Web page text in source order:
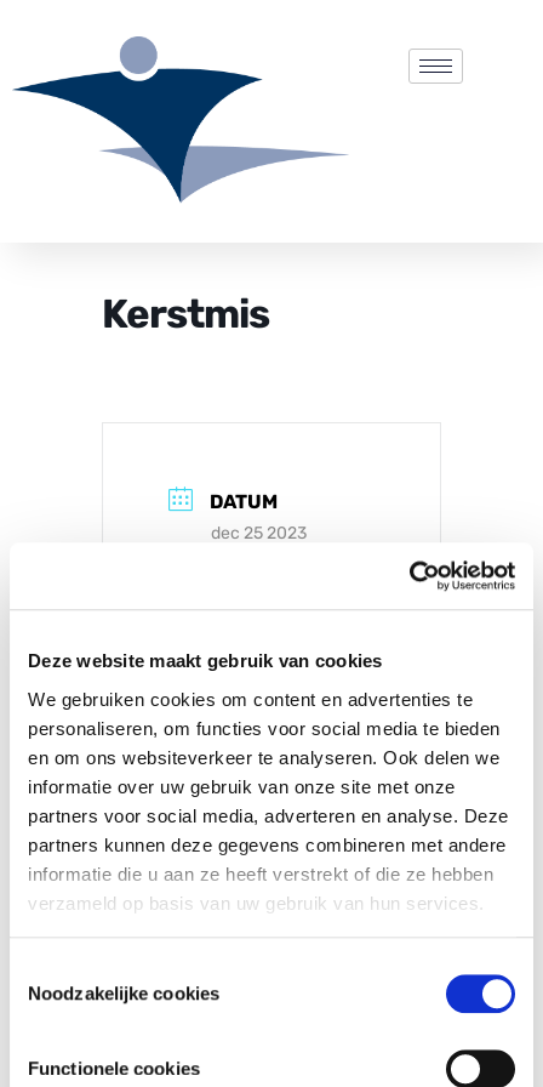
Deze website maakt gebruik van cookies
We gebruiken cookies om content en advertenties te
personaliseren, om functies voor social media te bieden
en om ons websiteverkeer te analyseren. Ook delen we
informatie over uw gebruik van onze site met onze
partners voor social media, adverteren en analyse. Deze
partners kunnen deze gegevens combineren met andere
informatie die u aan ze heeft verstrekt of die ze hebben
verzameld op basis van uw gebruik van hun services.
Noodzakelijke cookies
Functionele cookies
Kerstmis
DATUM
dec 25 2023
+ Aan Google Kalender toevoegen